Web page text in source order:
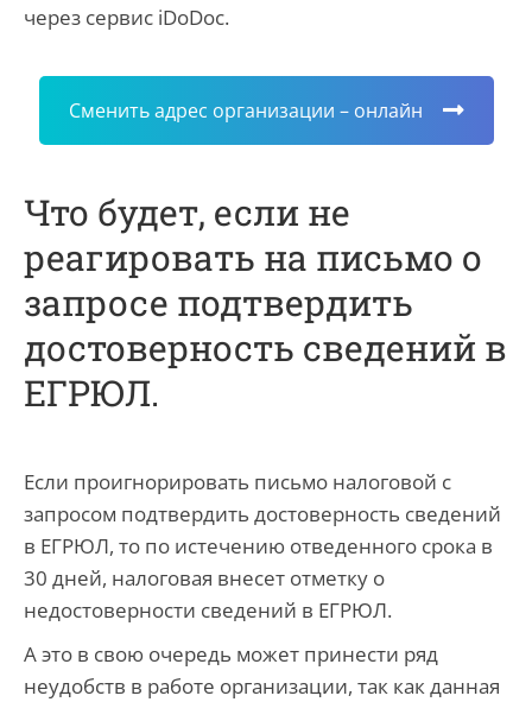
через сервис iDoDoc.
Сменить адрес организации – онлайн
Что будет, если не
реагировать на письмо о
запросе подтвердить
достоверность сведений в
ЕГРЮЛ.
Если проигнорировать письмо налоговой с
запросом подтвердить достоверность сведений
в ЕГРЮЛ, то по истечению отведенного срока в
30 дней, налоговая внесет отметку о
недостоверности сведений в ЕГРЮЛ.
А это в свою очередь может принести ряд
неудобств в работе организации, так как данная